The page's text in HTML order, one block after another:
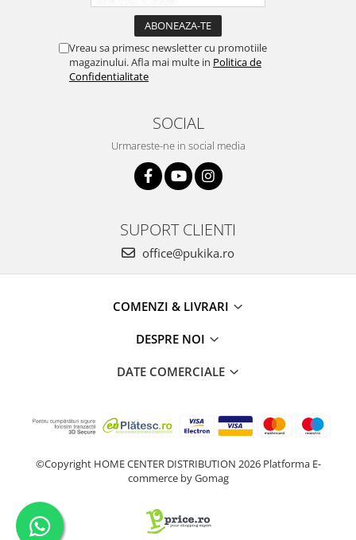
Vreau sa primesc newsletter cu promotiile
magazinului. Afla mai multe in Politica de
Confidentialitate
SOCIAL
Urmareste-ne in social media
SUPORT CLIENTI
office@pukika.ro
COMENZI & LIVRARI
DESPRE NOI
DATE COMERCIALE
©Copyright HOME CENTER DISTRIBUTION 2026 Platforma E-
commerce by Gomag